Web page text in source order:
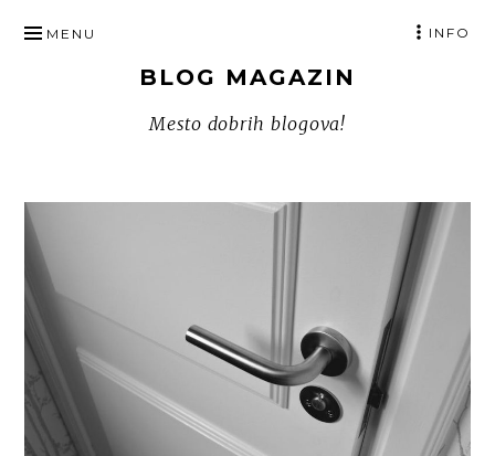
TO
BLOG MAGAZIN
Mesto dobrih blogova!
MENU INFO